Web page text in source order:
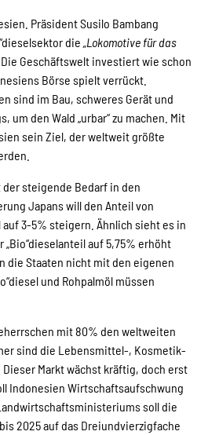
Mitglied
abonnieren
SPENDEN
uns
Präsident Susilo Bambang
die „Lokomotive für das
Geschäftswelt investiert wie schon
Börse spielt verrückt.
sind im Bau, schweres Gerät und
um den Wald „urbar“ zu machen. Mit
sein Ziel, der weltweit größte
steigende Bedarf in den
Japans will den Anteil von
auf 3-5% steigern. Ähnlich sieht es in
„Bio“dieselanteil auf 5,75% erhöht
die Staaten nicht mit den eigenen
und Rohpalmöl müssen
mit 80% den weltweiten
sind die Lebensmittel-, Kosmetik-
Markt wächst kräftig, doch erst
Indonesien Wirtschaftsaufschwung
soll die
2025 auf das Dreiundvierzigfache